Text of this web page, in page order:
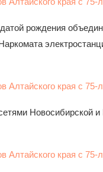
рождения
Новосибирской